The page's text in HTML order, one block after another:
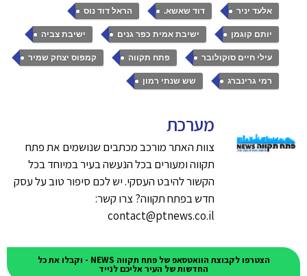
אלעד יניר , דוד שאשא. , הראל דוד נוס ,
יותם קוגמן , ישיבת אמית כפר גנים , ישיבת צביה ,
עילי חיים סוקולובר , פתח תקווה , קמפוס יצחק שמיר ,
רמי גרינברג , שש שנתי רמון
מערכת
צוות האתר מורכב מכתבים שנושמים את פתח
תקווה ומעורים בכל הנעשה בעיר במיוחד בכל
הקשור להיבט העסקי. יש לכם סיפור טוב על עסק
חדש בפתח תקווה? צרו קשר:
contact@ptnews.co.il
הצטרפו לקבוצת הוואטסאפ של פתח תקווה NEWS - וקבלו את כל
החדשות של העיר אליכם לנייד